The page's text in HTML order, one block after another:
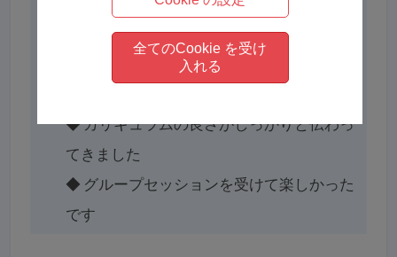
今までにもオープンスクールに参加しま
したが、毎回いろいろと趣向をこらしてい
◆カリキュラムの良さがしっかりと伝わっ
てきました
◆ グループセッションを受けて楽しかった
です
全てのCookie を受け
入れる